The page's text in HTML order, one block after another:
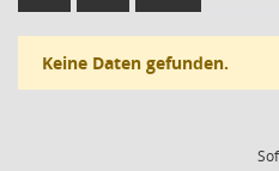
Keine Daten gefunden.